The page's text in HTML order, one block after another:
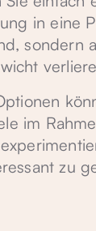
in eine
sondern
im
zu